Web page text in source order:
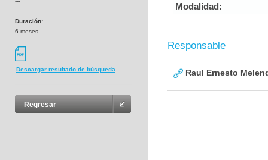
Duración:
6 meses
Descargar resultado de búsqueda
Regresar
Modalidad:
Responsable
Raul Ernesto